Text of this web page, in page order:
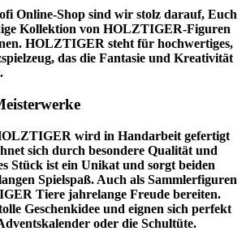
Online-Shop sind wir stolz darauf, Euch
Kollektion von HOLZTIGER-Figuren
HOLZTIGER steht für hochwertiges,
das die Fantasie und Kreativität
wird in Handarbeit gefertigt
sich durch besondere Qualität und
Stück ist ein Unikat und sorgt beiden
Spielspaß. Auch als Sammlerfiguren
Tiere jahrelange Freude bereiten.
Geschenkidee und eignen sich perfekt
oder die Schultüte.